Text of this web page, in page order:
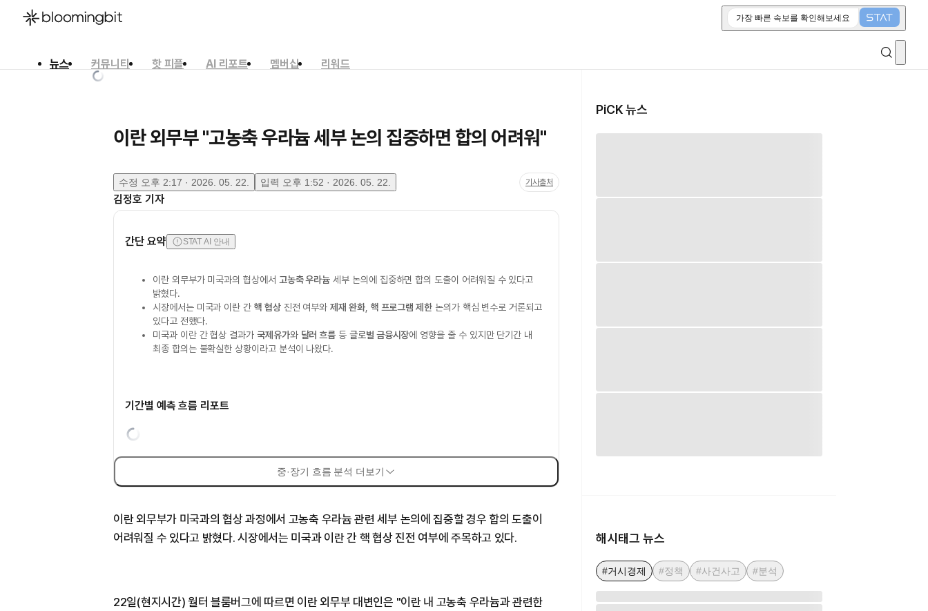
가장 빠른 속보를 확인해보세요
뉴스 커뮤니티 핫 피플 AI 리포트 멤버십
리워드
이란 외무부 "고농축 우라늄 세부 논의 집중하면 합의 어려워"
수정 오후 2:17 · 2026. 05. 22. 입력 오후 1:52 · 2026. 05. 22. 기사출처
김정호 기자
간단 요약 STAT AI 안내
이란 외무부가 미국과의 협상에서 고농축 우라늄 세부 논의에 집중하면 합의 도출이 어려워질 수 있다고
밝혔다.
시장에서는 미국과 이란 간 핵 협상진전 여부와제재 완화, 핵 프로그램 제한 논의가 핵심 변수로 거론되고
있다고 전했다.
미국과 이란 간 협상 결과가 국제유가와 달러 흐름 등 글로벌 금융시장에 영향을 줄 수 있지만 단기간 내
최종 합의는 불확실한 상황이라고 분석이 나왔다.
기간별 예측 흐름 리포트
중·장기 흐름 분석 더보기
이란 외무부가 미국과의 협상 과정에서 고농축 우라늄 관련 세부 논의에 집중할 경우 합의 도출이
어려워질 수 있다고 밝혔다. 시장에서는 미국과 이란 간 핵 협상 진전 여부에 주목하고 있다.
22일(현지시간) 월터 블룸버그에 따르면 이란 외무부 대변인은 "이란 내 고농축 우라늄과 관련한
PiCK 뉴스
해시태그 뉴스
#거시경제 #정책 #사건사고 #분석